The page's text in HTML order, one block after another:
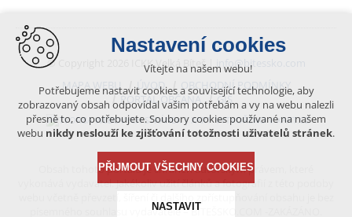
© Copyright 2026 ICKK Velká Bíteš |
info@bitessko.com
MAPA WEBU
ÚVOD
OBCHODNÍ PODMÍNKY
PORTÁL OBČANA
GIS
VYTVOŘENO V XART.CZ
Obsah tohoto portálu je chráněn autorským právem, které
vykonává vydavatel. Jakékoliv užití článků a fotografií z této podoby
písemného souhlasu vydavatele – BÍTEŠSKO.COM -ZAKÁZÁNO.
Nastavení cookies
Vítejte na našem webu!
Potřebujeme nastavit cookies a související technologie, aby
zobrazovaný obsah odpovídal vašim potřebám a vy na webu nalezli
přesně to, co potřebujete. Soubory cookies používané na našem
webu nikdy neslouží ke zjišťování totožnosti uživatelů stránek.
PŘIJMOUT VŠECHNY COOKIES
NASTAVIT